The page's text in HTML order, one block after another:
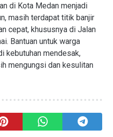
di Kota Medan menjadi
masih terdapat titik banjir
cepat, khususnya di Jalan
Bantuan untuk warga
kebutuhan mendesak,
mengungsi dan kesulitan